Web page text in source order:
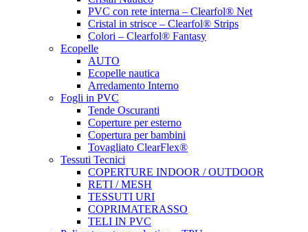
PVC con rete interna – Clearfol® Net
Cristal in strisce – Clearfol® Strips
Colori – Clearfol® Fantasy
Ecopelle
AUTO
Ecopelle nautica
Arredamento Interno
Fogli in PVC
Tende Oscuranti
Coperture per esterno
Copertura per bambini
Tovagliato ClearFlex®
Tessuti Tecnici
COPERTURE INDOOR / OUTDOOR
RETI / MESH
TESSUTI URI
COPRIMATERASSO
TELI IN PVC